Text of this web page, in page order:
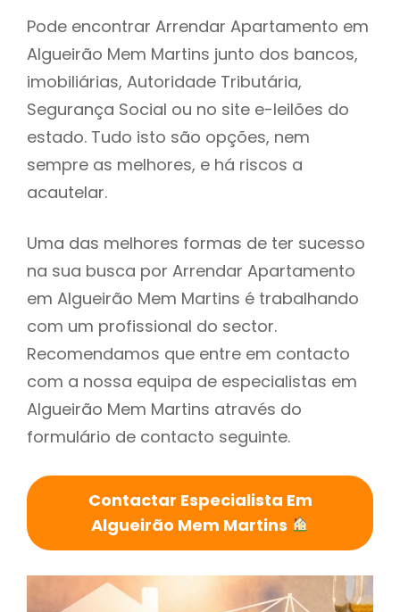
Pode encontrar Arrendar Apartamento em
Algueirão Mem Martins junto dos bancos,
imobiliárias, Autoridade Tributária,
Segurança Social ou no site e-leilões do
estado. Tudo isto são opções, nem
sempre as melhores, e há riscos a
acautelar.
Uma das melhores formas de ter sucesso
na sua busca por Arrendar Apartamento
em Algueirão Mem Martins é trabalhando
com um profissional do sector.
Recomendamos que entre em contacto
com a nossa equipa de especialistas em
Algueirão Mem Martins através do
formulário de contacto seguinte.
Contactar Especialista Em
Algueirão Mem Martins